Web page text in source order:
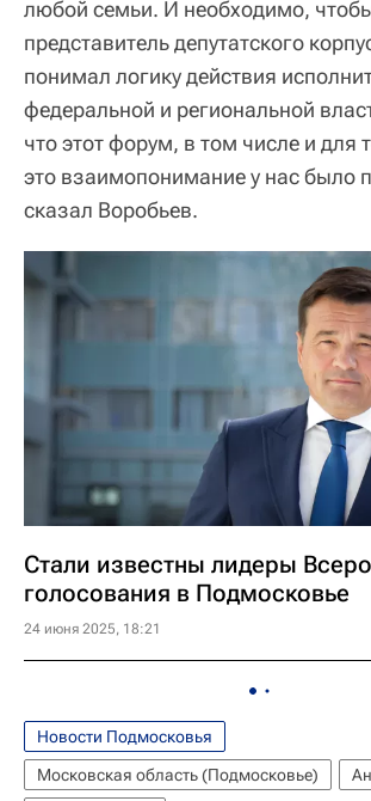
любой семьи. И необходимо,
представитель депутатского
понимал логику действия
федеральной и региональной
что этот форум, в том числе и для
это взаимопонимание у нас было
сказал Воробьев.
Стали известны лидеры
голосования в Подмосковье
24 июня 2025, 18:21
Новости Подмосковья
Московская область (Подмосковье)